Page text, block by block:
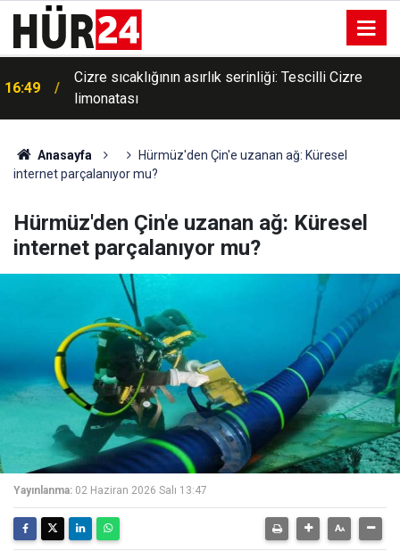
16:49
Cizre sıcaklığının asırlık serinliği: Tescilli Cizre
limonatası
Anasayfa
Hürmüz'den Çin'e uzanan ağ: Küresel
internet parçalanıyor mu?
Hürmüz'den Çin'e uzanan ağ: Küresel
internet parçalanıyor mu?
Yayınlanma: 02 Haziran 2026 Salı 13:47